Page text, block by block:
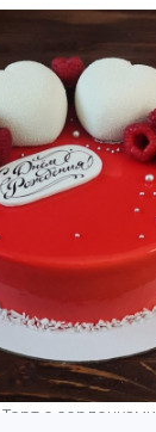
Торт с сердечками